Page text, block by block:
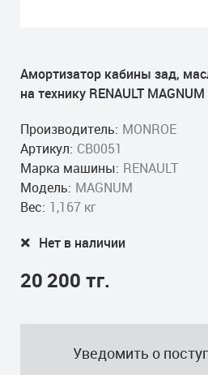
Амортизатор кабины зад,
на технику RENAULT MAGNUM
Производитель: MONROE
Артикул: CB0051
Марка машины: RENAULT
Модель: MAGNUM
Вес: 1,167 кг
Нет в наличии
20 200 тг.
Уведомить о